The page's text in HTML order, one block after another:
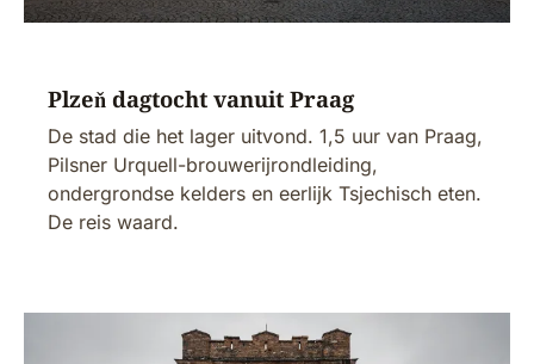
Plzeň dagtocht vanuit Praag
De stad die het lager uitvond. 1,5 uur van Praag,
Pilsner Urquell-brouwerijrondleiding,
ondergrondse kelders en eerlijk Tsjechisch eten.
De reis waard.